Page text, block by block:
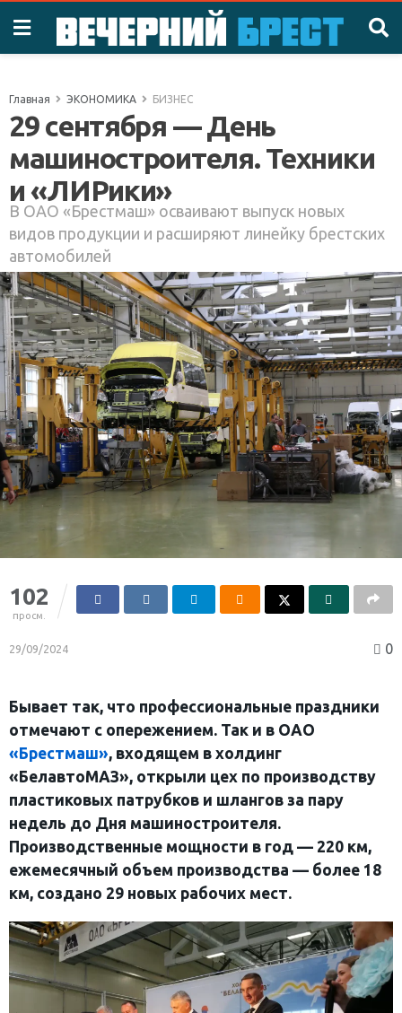
Главная ЭКОНОМИКА БИЗНЕС
29 сентября — День
машиностроителя. Техники
и «ЛИРики»
В ОАО «Брестмаш» осваивают выпуск новых
видов продукции и расширяют линейку брестских
автомобилей
102
просм.
29/09/2024 0
Бывает так, что профессиональные праздники
отмечают с опережением. Так и в ОАО
«Брестмаш», входящем в холдинг
«БелавтоМАЗ», открыли цех по производству
пластиковых патрубков и шлангов за пару
недель до Дня машиностроителя.
Производственные мощности в год — 220 км,
ежемесячный объем производства — более 18
км, создано 29 новых рабочих мест.